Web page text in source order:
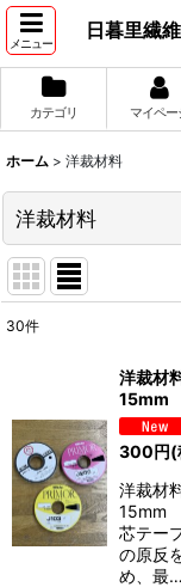
メニュー
日暮里繊
カテゴリ マイペー
ホーム > 洋裁材料
洋裁材料
並び順:
30件
洋裁材
300円(
洋裁材
15mm
芯テー
の原反
め、最…